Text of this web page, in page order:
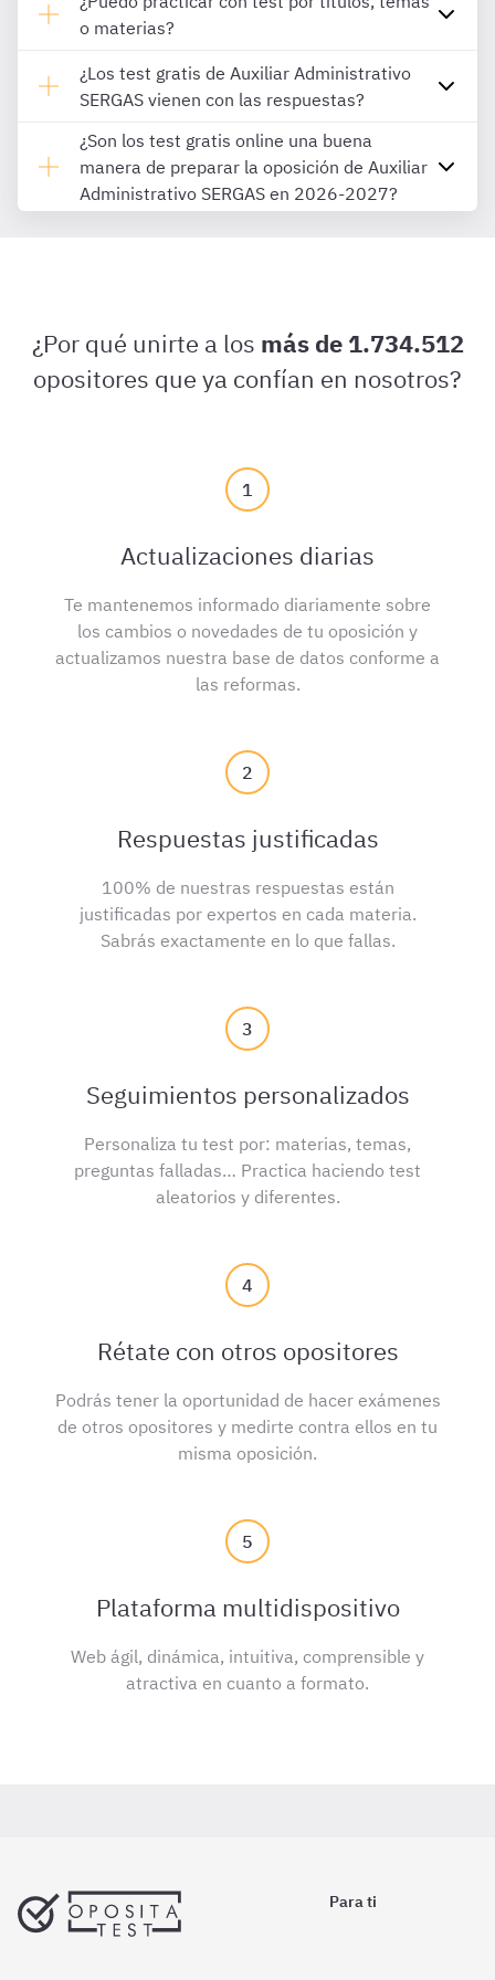
o materias?
¿Los test gratis de Auxiliar Administrativo
SERGAS vienen con las respuestas?
¿Son los test gratis online una buena
manera de preparar la oposición de Auxiliar
Administrativo SERGAS en 2026-2027?
¿Por qué unirte a los más de 1.734.512
opositores que ya confían en nosotros?
1
Actualizaciones diarias
Te mantenemos informado diariamente sobre
los cambios o novedades de tu oposición y
actualizamos nuestra base de datos conforme a
las reformas.
2
Respuestas justificadas
100% de nuestras respuestas están
justificadas por expertos en cada materia.
Sabrás exactamente en lo que fallas.
3
Seguimientos personalizados
Personaliza tu test por: materias, temas,
preguntas falladas… Practica haciendo test
aleatorios y diferentes.
4
Rétate con otros opositores
Podrás tener la oportunidad de hacer exámenes
de otros opositores y medirte contra ellos en tu
misma oposición.
5
Plataforma multidispositivo
Web ágil, dinámica, intuitiva, comprensible y
atractiva en cuanto a formato.
Para ti